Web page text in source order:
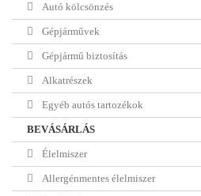
Autó kölcsönzés
Gépjárművek
Gépjármű biztosítás
Alkatrészek
Egyéb autós tartozékok
BEVÁSÁRLÁS
Élelmiszer
Allergénmentes élelmiszer